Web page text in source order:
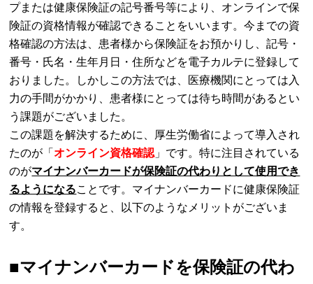
プまたは健康保険証の記号番号等により、オンラインで保
険証の資格情報が確認できることをいいます。今までの資
格確認の方法は、患者様から保険証をお預かりし、記号・
番号・⽒名・⽣年⽉⽇・住所などを電子カルテに登録して
おりました。しかしこの方法では、医療機関にとっては入
力の手間がかかり、患者様にとっては待ち時間があるとい
う課題がございました。
この課題を解決するために、厚生労働省によって導入され
たのが「オンライン資格確認 」です。特に注目されている
のがマイナンバーカードが保険証の代わりとして使用でき
るようになることです。マイナンバーカードに健康保険証
の情報を登録すると、以下のようなメリットがございま
す。
■マイナンバーカードを保険証の代わ